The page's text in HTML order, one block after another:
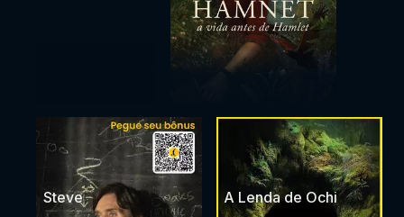
Steve A Lenda de Ochi